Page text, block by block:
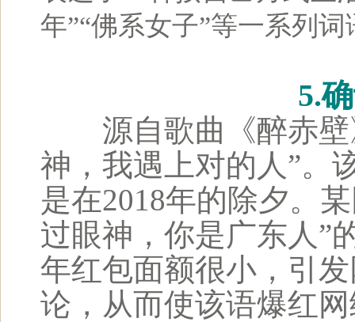
年”“佛系女子”等一系列词
5.
源自歌曲《醉赤壁
神，我遇上对的人”。
是在2018年的除夕。
过眼神，你是广东人”
年红包面额很小，引
论，从而使该语爆红